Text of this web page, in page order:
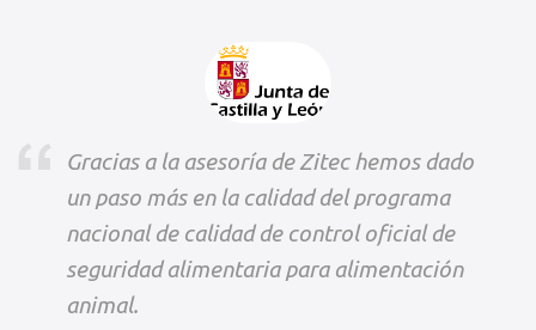
Gracias a la asesoría de Zitec hemos dado
un paso más en la calidad del programa
nacional de calidad de control oficial de
seguridad alimentaria para alimentación
animal.